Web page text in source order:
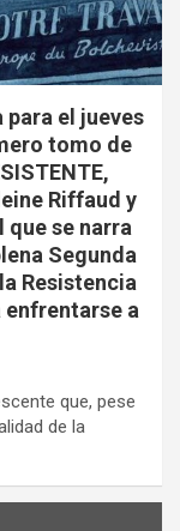
para el jueves
tomo de
Riffaud y
que se narra
Segunda
Resistencia
enfrentarse a
que, pese
de la